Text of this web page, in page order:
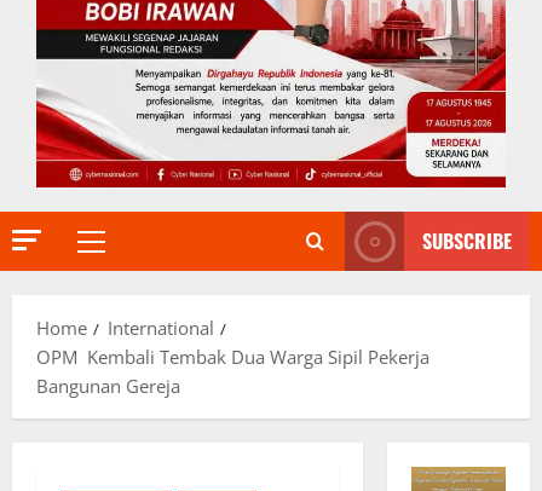
Primary
SUBSCRIBE
Home
International
OPM Kembali Tembak Dua Warga Sipil Pekerja
Bangunan Gereja